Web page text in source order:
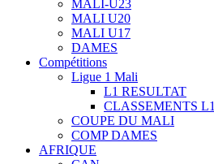
MALI-U23
MALI U20
MALI U17
DAMES
Compétitions
Ligue 1 Mali
L1 RESULTAT
CLASSEMENTS L1
COUPE DU MALI
COMP DAMES
AFRIQUE